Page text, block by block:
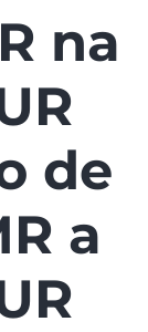
na
de
a